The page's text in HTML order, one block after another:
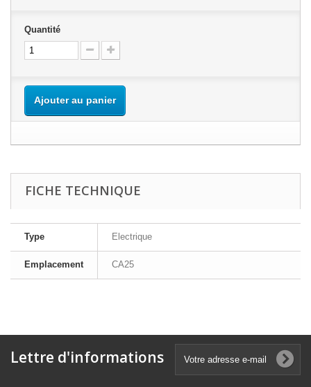
Quantité
Ajouter au panier
FICHE TECHNIQUE
Type Electrique
Emplacement CA25
Lettre d'informations